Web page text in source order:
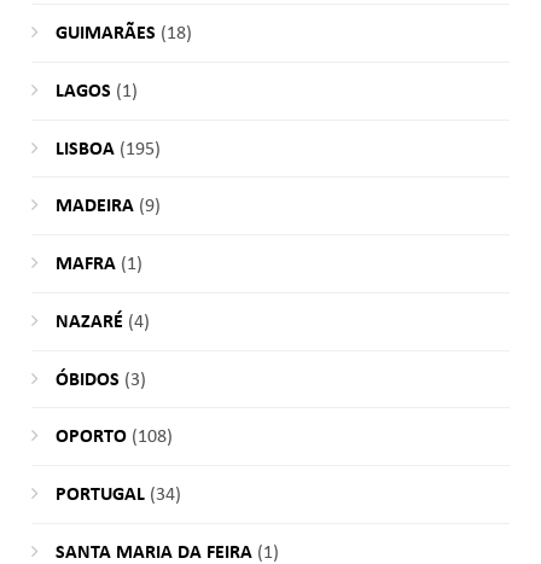
GUIMARÃES (18)
LAGOS (1)
LISBOA(195)
MADEIRA(9)
MAFRA(1)
NAZARÉ (4)
ÓBIDOS (3)
OPORTO(108)
PORTUGAL(34)
SANTA MARIA DA FEIRA(1)